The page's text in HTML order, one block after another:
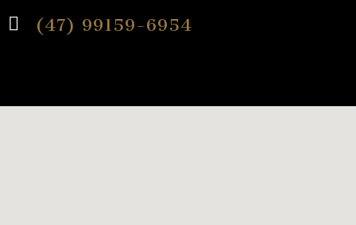
(47) 99159-6954